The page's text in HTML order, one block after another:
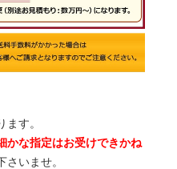
す。
かな指定はお受けできかね
いませ。